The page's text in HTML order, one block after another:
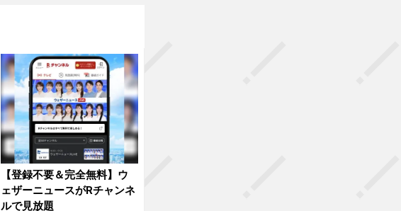
【登録不要＆完全無料】ウ
ェザーニュースがRチャンネ
ルで見放題